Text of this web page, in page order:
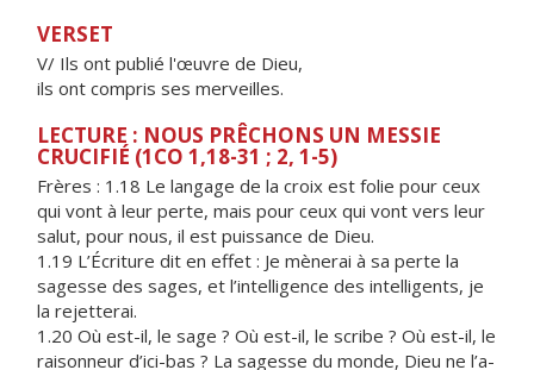
VERSET
V/ Ils ont publié l'œuvre de Dieu,
ils ont compris ses merveilles.
LECTURE : NOUS PRÊCHONS UN MESSIE
CRUCIFIÉ (1CO 1,18-31 ; 2, 1-5)
Frères : 1.18 Le langage de la croix est folie pour ceux
qui vont à leur perte, mais pour ceux qui vont vers leur
salut, pour nous, il est puissance de Dieu.
1.19 L’Écriture dit en effet : Je mènerai à sa perte la
sagesse des sages, et l’intelligence des intelligents, je
la rejetterai.
1.20 Où est-il, le sage ? Où est-il, le scribe ? Où est-il, le
raisonneur d’ici-bas ? La sagesse du monde, Dieu ne l’a-